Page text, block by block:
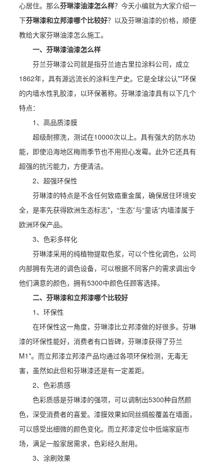
心居住。那么芬琳漆油漆怎么样？今天小编就为大家介绍一
下芬琳漆和立邦漆哪个比较好？以及芬琳油漆的价格，顺便
教给大家芬琳油漆怎么施工。
一、芬琳漆油漆怎么样
芬兰芬琳漆公司就是指芬兰迪古里拉涂料公司，成立
1862年，具有源远流长的涂料生产史。它是全球公认**环保
的内墙水性乳胶漆，以环保著称。芬琳漆油漆具有以下几个
特点：
1、高品质漆膜
超级耐擦洗，测试在10000次以上。具有强大的防水功
能，即使沿海地区梅雨季节也不用担心发霉。此外它还具有
超强的抗污能力，方便清洁。
2、超强环保性
芬琳漆的特点是不含任何致癌重金属，确保居住环境安
全，是率先获得欧洲生态标志*，“生态”与“童话”内墙漆属于
欧洲环保产品。
3、色彩多样化
芬琳漆采用的纯植物提取色浆，可以个性化调色，公司
内部拥有先进的调色设备，可以根据不同客户的需求调出令
他们满意的颜色，拥有5300中颜色任顾客选择。
二、芬琳漆和立邦漆哪个比较好
1、环保性
在环保性这一角度，芬琳漆比立邦漆做的好很多。芬琳
漆的环保性能好，消费者有口皆碑，芬琳漆获得了芬兰
M1*。而立邦漆立邦漆产品均通过各项环保检测，无毒无
害，虽然如此但和芬琳漆还是有一定差距。
2、色彩质感
色彩质感是芬琳漆的强项，可以调制出5300种自然颜
色，深受消费者的喜爱。漆膜效果如同丝绸般覆盖在墙面，
可以感受出细微的颜色变化。而立邦漆定位中低端家庭市
场，满足一般家居需求，色彩经久耐用。
3、涂刷效果